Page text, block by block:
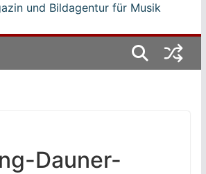
und Bildagentur für Musik
Dauner-